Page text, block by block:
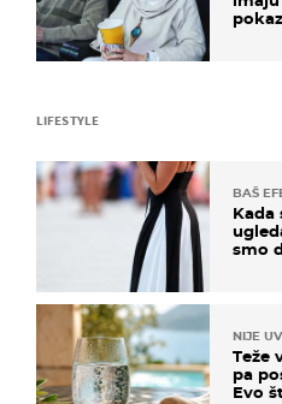
LIFESTYLE
BAŠ
Kada
smo
NIJE
Teže
pa
Evo